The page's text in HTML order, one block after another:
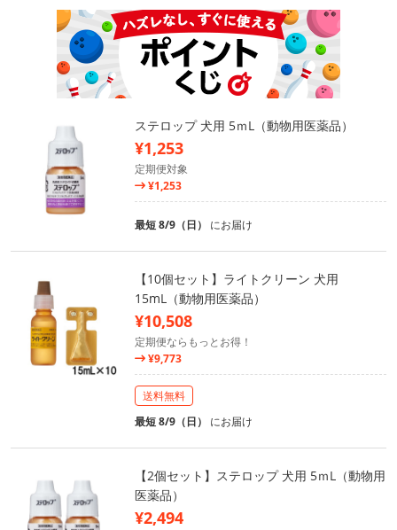
ステロップ 犬用 5ｍL（動物用医薬品）
¥1,253
定期便対象
¥1,253
最短 8/9（日） にお届け
【10個セット】ライトクリーン 犬用
15mL（動物用医薬品）
¥10,508
定期便ならもっとお得！
¥9,773
送料無料
最短 8/9（日） にお届け
【2個セット】ステロップ 犬用 5ｍL（動物用
医薬品）
¥2,494